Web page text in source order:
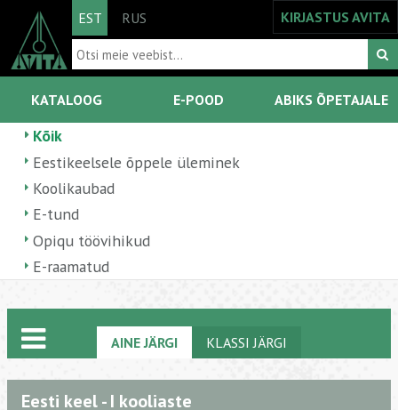
EST RUS KIRJASTUS AVITA
KATALOOG E-POOD ABIKS ÕPETAJALE
Kõik
Eestikeelsele õppele üleminek
Koolikaubad
E-tund
Opiqu töövihikud
E-raamatud
AINE JÄRGI KLASSI JÄRGI
Eesti keel - I kooliaste